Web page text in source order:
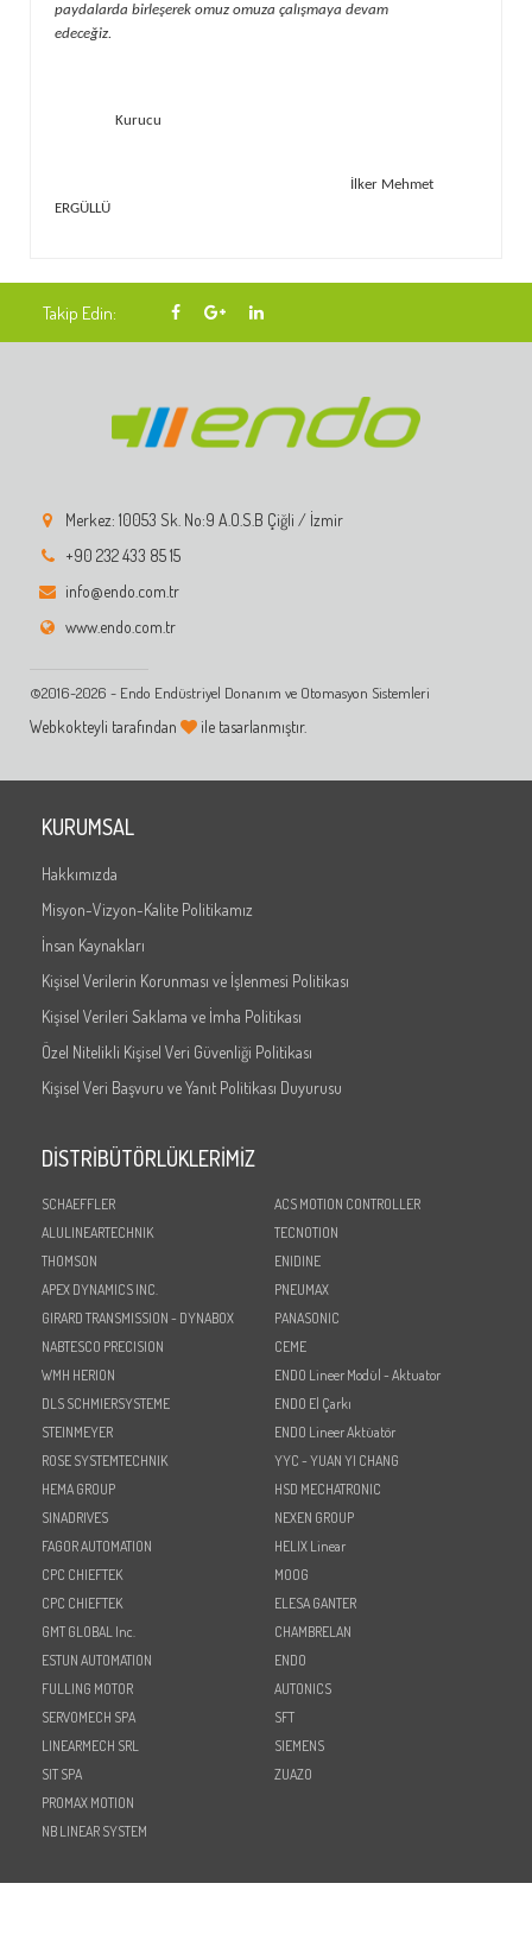
paydalarda birleşerek omuz omuza çalışmaya devam
edeceğiz.
Kurucu
İlker Mehmet
ERGÜLLÜ
Takip Edin:
Merkez: 10053 Sk. No:9 A.O.S.B Çiğli / İzmir
+90 232 433 85 15
info@endo.com.tr
www.endo.com.tr
©2016-2026 - Endo Endüstriyel Donanım ve Otomasyon Sistemleri
Webkokteyli tarafından ile tasarlanmıştır.
KURUMSAL
Hakkımızda
Misyon-Vizyon-Kalite Politikamız
İnsan Kaynakları
Kişisel Verilerin Korunması ve İşlenmesi Politikası
Kişisel Verileri Saklama ve İmha Politikası
Özel Nitelikli Kişisel Veri Güvenliği Politikası
Kişisel Veri Başvuru ve Yanıt Politikası Duyurusu
DİSTRİBÜTÖRLÜKLERİMİZ
SCHAEFFLER
ALULINEARTECHNIK
THOMSON
APEX DYNAMICS INC.
GIRARD TRANSMISSION - DYNABOX
NABTESCO PRECISION
WMH HERION
DLS SCHMIERSYSTEME
STEINMEYER
ROSE SYSTEMTECHNIK
HEMA GROUP
SINADRIVES
FAGOR AUTOMATION
CPC CHIEFTEK
CPC CHIEFTEK
GMT GLOBAL Inc.
ESTUN AUTOMATION
FULLING MOTOR
SERVOMECH SPA
LINEARMECH SRL
SIT SPA
PROMAX MOTION
NB LINEAR SYSTEM
ACS MOTION CONTROLLER
TECNOTION
ENIDINE
PNEUMAX
PANASONIC
CEME
ENDO Lineer Modül - Aktuator
ENDO El Çarkı
ENDO Lineer Aktüatör
YYC - YUAN YI CHANG
HSD MECHATRONIC
NEXEN GROUP
HELIX Linear
MOOG
ELESA GANTER
CHAMBRELAN
ENDO
AUTONICS
SFT
SIEMENS
ZUAZO